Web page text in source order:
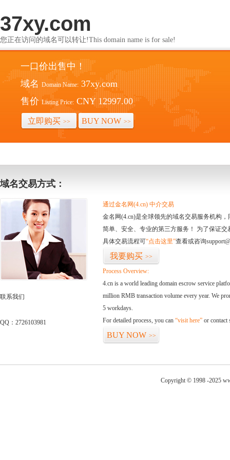
37xy.com
您正在访问的域名可以转让!This domain name is for sale!
一口价出售中！
域名 Domain Name: 37xy.com
售价 Listing Price: CNY 12997.00
立即购买 >> BUY NOW >>
域名交易方式：
联系我们
QQ：2726103981
通过金名网(4.cn) 中介交易
金名网(4.cn)是全球领先的域名交易服务机构
简单、安全、专业的第三方服务！ 为了保证
具体交易流程可“点击这里”查看或咨询
我要购买 >>
Process Overview:
4.cn is a world leading domain escrow service
million RMB transaction volume every year. We
5 workdays.
For detailed process, you can “visit here” or contact
BUY NOW >>
Copyright © 1998 -2025